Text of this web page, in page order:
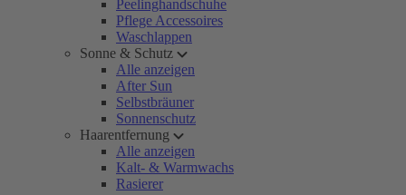
Peelinghandschuhe
Pflege Accessoires
Waschlappen
Sonne & Schutz
Alle anzeigen
After Sun
Selbstbräuner
Sonnenschutz
Haarentfernung
Alle anzeigen
Kalt- & Warmwachs
Rasierer